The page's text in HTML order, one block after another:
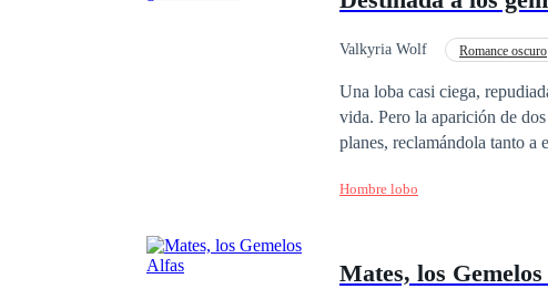
Valkyria Wolf Romance oscuro
Una loba casi ciega,
vida. Pero la aparición de dos lobos gemelos separados cuando cachorros y que no se toleran, frustrarán sus
planes, reclamándola tanto a ella, como la
renunciar a sus mates o
Hombre lobo
Mates, los